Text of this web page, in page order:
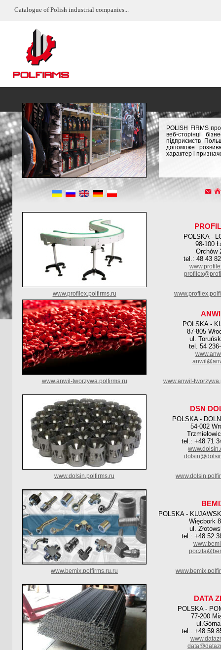
Catalogue of Polish industrial companies...
POLISH FIRMS
веб-сторінці
підприємств
допоможе
характер і
POLSKA -
98-100
Orchów
tel.: 48 43
www.profilex.polfirms.ru
POLSKA -
87-805
ul.
tel. 54
www.anwil-tworzywa.polfirms.ru www.anwil-
DSN
POLSKA -
54-002
tel.: +48 71
www.dolsin.polfirms.ru
POLSKA -
Więcbork
ul.
tel.: +48 52
www.bemix.polfirms.ru.ru
DATA
POLSKA -
77-200
tel.: +48 59